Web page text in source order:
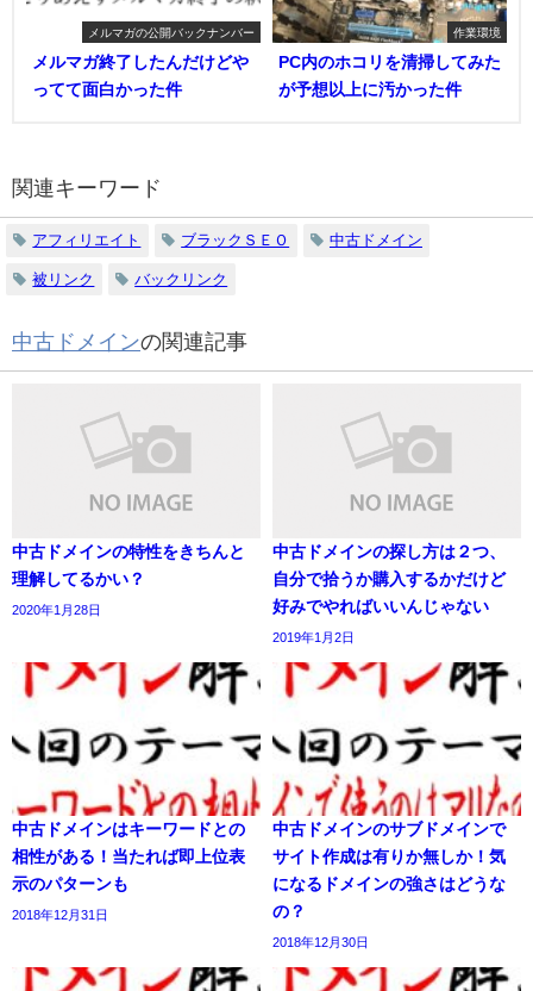
メルマガの公開バックナンバー
メルマガ終了したんだけどや
ってて面白かった件
作業環境
PC内のホコリを清掃してみた
が予想以上に汚かった件
関連キーワード
アフィリエイト ブラックＳＥＯ 中古ドメイン
被リンク バックリンク
中古ドメインの関連記事
中古ドメインの特性をきちんと
理解してるかい？
2020年1月28日
中古ドメインの探し方は２つ、
自分で拾うか購入するかだけど
好みでやればいいんじゃない
2019年1月2日
中古ドメインはキーワードとの
相性がある！当たれば即上位表
示のパターンも
2018年12月31日
中古ドメインのサブドメインで
サイト作成は有りか無しか！気
になるドメインの強さはどうな
の？
2018年12月30日